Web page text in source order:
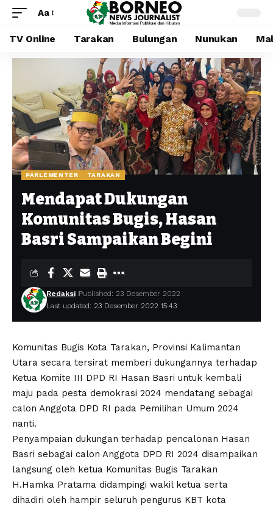
Aa
TV Online Tarakan Bulungan Nunukan
PARLEMENTER TARAKAN
Mendapat Dukungan
Komunitas Bugis, Hasan
Basri Sampaikan Begini
Last updated: 23 Desember 2022 15:43
Redaksi Published: 23 Desember 2022
Komunitas Bugis Kota Tarakan, Provinsi Kalimantan
Utara secara tersirat memberi dukungannya terhadap
Ketua Komite III DPD RI Hasan Basri untuk kembali
maju pada pesta demokrasi 2024 mendatang sebagai
calon Anggota DPD RI pada Pemilihan Umum 2024
nanti.
Penyampaian dukungan terhadap pencalonan Hasan
Basri sebagai calon Anggota DPD RI 2024 disampaikan
langsung oleh ketua Komunitas Bugis Tarakan
H.Hamka Pratama didampingi wakil ketua serta
dihadiri oleh hampir seluruh pengurus KBT kota